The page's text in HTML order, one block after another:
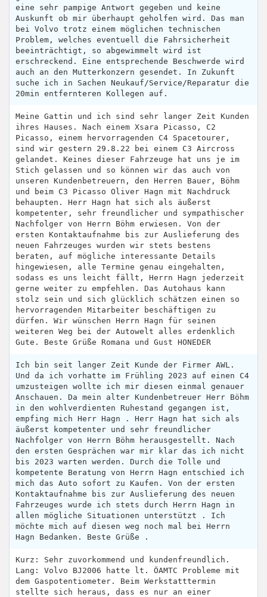
eine sehr pampige Antwort gegeben und keine
Auskunft ob mir überhaupt geholfen wird. Das man
bei Volvo trotz einem möglichen technischen
Problem, welches eventuell die Fahrsicherheit
beeinträchtigt, so abgewimmelt wird ist
erschreckend. Eine entsprechende Beschwerde wird
auch an den Mutterkonzern gesendet. In Zukunft
suche ich in Sachen Neukauf/Service/Reparatur die
20min entfernteren Kollegen auf.
Meine Gattin und ich sind sehr langer Zeit Kunden
ihres Hauses. Nach einem Xsara Picasso, C2
Picasso, einem hervorragenden C4 Spacetourer,
sind wir gestern 29.8.22 bei einem C3 Aircross
gelandet. Keines dieser Fahrzeuge hat uns je im
Stich gelassen und so können wir das auch von
unseren Kundenbetreuern, den Herren Bauer, Böhm
und beim C3 Picasso Oliver Hagn mit Nachdruck
behaupten. Herr Hagn hat sich als äußerst
kompetenter, sehr freundlicher und sympathischer
Nachfolger von Herrn Böhm erwiesen. Von der
ersten Kontaktaufnahme bis zur Auslieferung des
neuen Fahrzeuges wurden wir stets bestens
beraten, auf mögliche interessante Details
hingewiesen, alle Termine genau eingehalten,
sodass es uns leicht fällt, Herrn Hagn jederzeit
gerne weiter zu empfehlen. Das Autohaus kann
stolz sein und sich glücklich schätzen einen so
hervorragenden Mitarbeiter beschäftigen zu
dürfen. Wir wünschen Herrn Hagn für seinen
weiteren Weg bei der Autowelt alles erdenklich
Gute. Beste Grüße Romana und Gust HONEDER
Ich bin seit langer Zeit Kunde der Firmer AWL.
Und da ich vorhatte im Frühling 2023 auf einen C4
umzusteigen wollte ich mir diesen einmal genauer
Anschauen. Da mein alter Kundenbetreuer Herr Böhm
in den wohlverdienten Ruhestand gegangen ist,
empfing mich Herr Hagn . Herr Hagn hat sich als
äußerst kompetenter und sehr freundlicher
Nachfolger von Herrn Böhm herausgestellt. Nach
den ersten Gesprächen war mir klar das ich nicht
bis 2023 warten werden. Durch die Tolle und
kompetente Beratung von Herrn Hagn entschied ich
mich das Auto sofort zu Kaufen. Von der ersten
Kontaktaufnahme bis zur Auslieferung des neuen
Fahrzeuges wurde ich stets durch Herrn Hagn in
allen mögliche Situationen unterstützt . Ich
möchte mich auf diesen weg noch mal bei Herrn
Hagn Bedanken. Beste Grüße .
Kurz: Sehr zuvorkommend und kundenfreundlich.
Lang: Volvo BJ2006 hatte lt. ÖAMTC Probleme mit
dem Gaspotentiometer. Beim Werkstatttermin
stellte sich heraus, dass es nur an einer